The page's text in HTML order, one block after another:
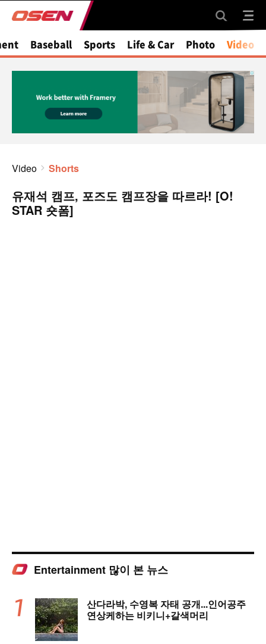
Baseball Sports Life & Car Photo Video
Video Shorts
유재석 캠프, 포즈도 캠프장을 따르라! [O!
STAR 숏폼]
Entertainment 많이 본 뉴스
산다라박, 수영복 자태 공개...인어공주
연상케하는 비키니+갈색머리